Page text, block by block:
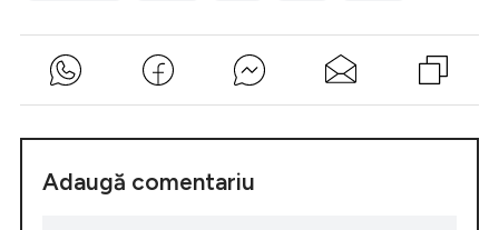
Adaugă comentariu